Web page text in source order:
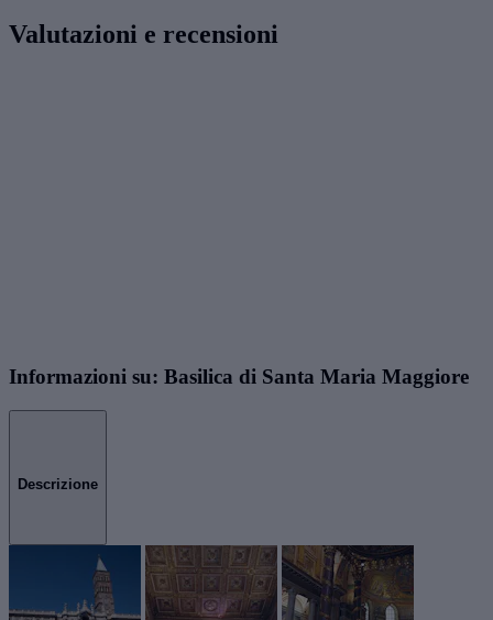
Valutazioni e recensioni
Informazioni su: Basilica di Santa Maria Maggiore
Descrizione